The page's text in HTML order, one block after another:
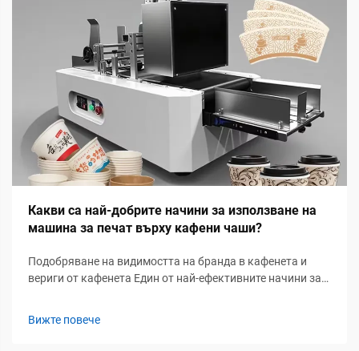
Какви са най-добрите начини за използване на
машина за печат върху кафени чаши?
Подобряване на видимостта на бранда в кафенета и
вериги от кафенета Един от най-ефективните начини за
Вижте повече